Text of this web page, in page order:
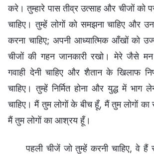
करे। तुम्हारे पास तीव्र उत्साह और चीजों को
चाहिए। तुम्हें लोगों को समझना चाहिए और
करना चाहिए; अपनी आध्यात्मिक आँखों को
चीजों की गहन जानकारी रखो। मेरे जैसे मन
गवाही देनी चाहिए और शैतान के खिलाफ
चाहिए। तुम्हें निर्मित होना और युद्ध में भाग
चाहिए। मैं तुम लोगों के बीच हूँ, मैं तुम लोगों
मैं तुम लोगों का आश्रय हूँ।
पहली चीजें जो तुम्हें करनी चाहिए, वे हैं